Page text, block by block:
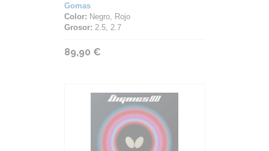
Gomas
Color: Negro, Rojo
Grosor: 2.5, 2.7
89,90 €